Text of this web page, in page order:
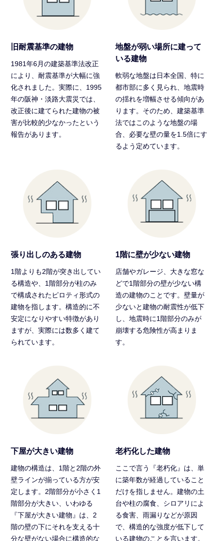
旧耐震基準の建物
1981年6月の建築基準法改正
により、耐震基準が大幅に強
化されました。実際に、1995
年の阪神・淡路大震災では、
改正後に建てられた建物の被
害が比較的少なかったという
報告があります。
地盤が弱い場所に建って
いる建物
軟弱な地盤は日本全国、特に
都市部に多く見られ、地震時
の揺れを増幅させる傾向があ
ります。そのため、建築基準
法ではこのような地盤の場
合、必要な壁の量を1.5倍にす
るよう定めています。
張り出しのある建物
1階よりも2階が突き出してい
る構造や、1階部分が柱のみ
で構成されたピロティ形式の
建物を指します。構造的に不
安定になりやすい特徴があり
ますが、実際には数多く建て
られています。
1階に壁が少ない建物
店舗やガレージ、大きな窓な
どで1階部分の壁が少ない構
造の建物のことです。壁量が
少ないと建物の耐震性が低下
し、地震時に1階部分のみが
崩壊する危険性が高まりま
す。
下屋が大きい建物
建物の構造は、1階と2階の外
壁ラインが揃っている方が安
定します。2階部分が小さく1
階部分が大きい、いわゆる
『下屋が大きい建物』は、2
階の壁の下にそれを支える十
分な壁がない場合に構造的な
老朽化した建物
ここで言う『老朽化』は、単
に築年数が経過していること
だけを指しません。建物の土
台や柱の腐食、シロアリによ
る食害、雨漏りなどが原因
で、構造的な強度が低下して
いる建物のことを言います。